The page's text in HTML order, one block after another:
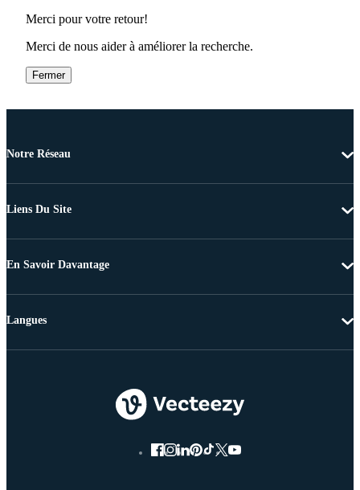
Merci pour votre retour!
Merci de nous aider à améliorer la recherche.
Fermer
Notre Réseau
Liens Du Site
En Savoir Davantage
Langues